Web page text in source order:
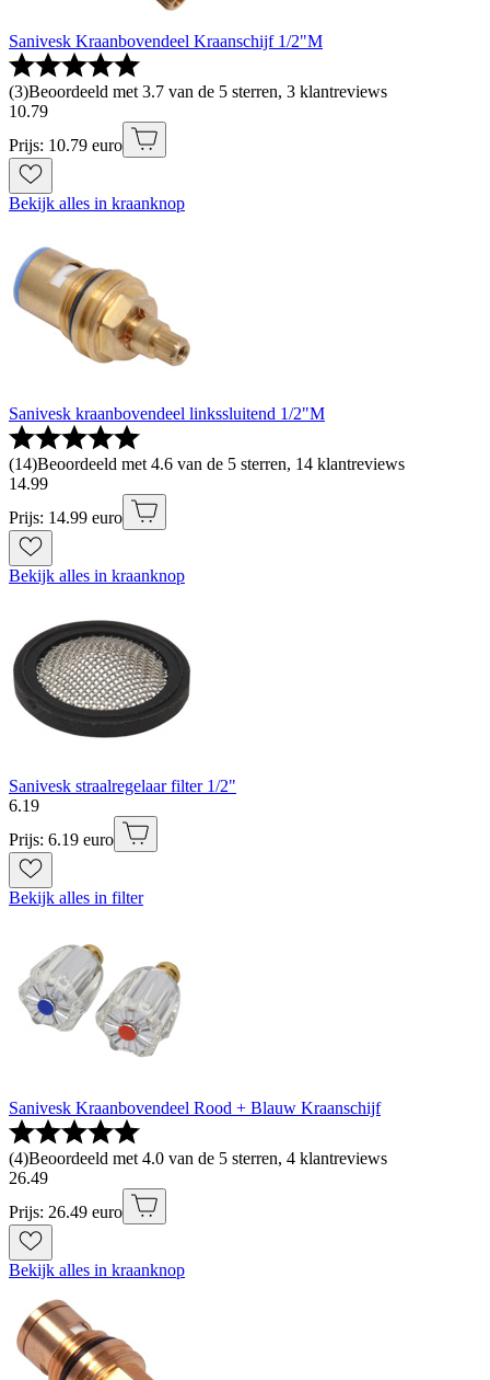
Sanivesk Kraanbovendeel Kraanschijf 1/2"M
(3)Beoordeeld met 3.7 van de 5 sterren, 3 klantreviews
10.79
Prijs: 10.79 euro
Bekijk alles in kraanknop
Sanivesk kraanbovendeel linkssluitend 1/2"M
(14)Beoordeeld met 4.6 van de 5 sterren, 14 klantreviews
14.99
Prijs: 14.99 euro
Bekijk alles in kraanknop
Sanivesk straalregelaar filter 1/2"
6.19
Prijs: 6.19 euro
Bekijk alles in filter
Sanivesk Kraanbovendeel Rood + Blauw Kraanschijf
(4)Beoordeeld met 4.0 van de 5 sterren, 4 klantreviews
26.49
Prijs: 26.49 euro
Bekijk alles in kraanknop